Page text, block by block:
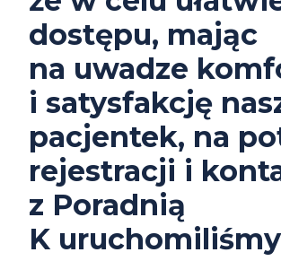
na
potrzeby
rejestracji
i
kontaktu
z
dostępu, mając
na uwadze
i satysfakcję
pacjentek, na
rejestracji i
z Poradnią
K